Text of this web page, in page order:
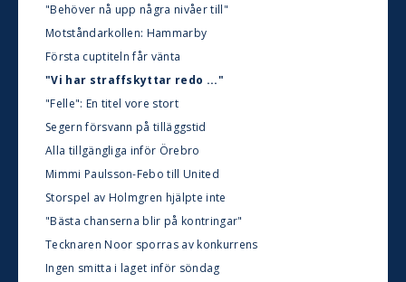
"Behöver nå upp några nivåer till"
Motståndarkollen: Hammarby
Första cuptiteln får vänta
"Vi har straffskyttar redo ..."
"Felle": En titel vore stort
Segern försvann på tilläggstid
Alla tillgängliga inför Örebro
Mimmi Paulsson-Febo till United
Storspel av Holmgren hjälpte inte
"Bästa chanserna blir på kontringar"
Tecknaren Noor sporras av konkurrens
Ingen smitta i laget inför söndag